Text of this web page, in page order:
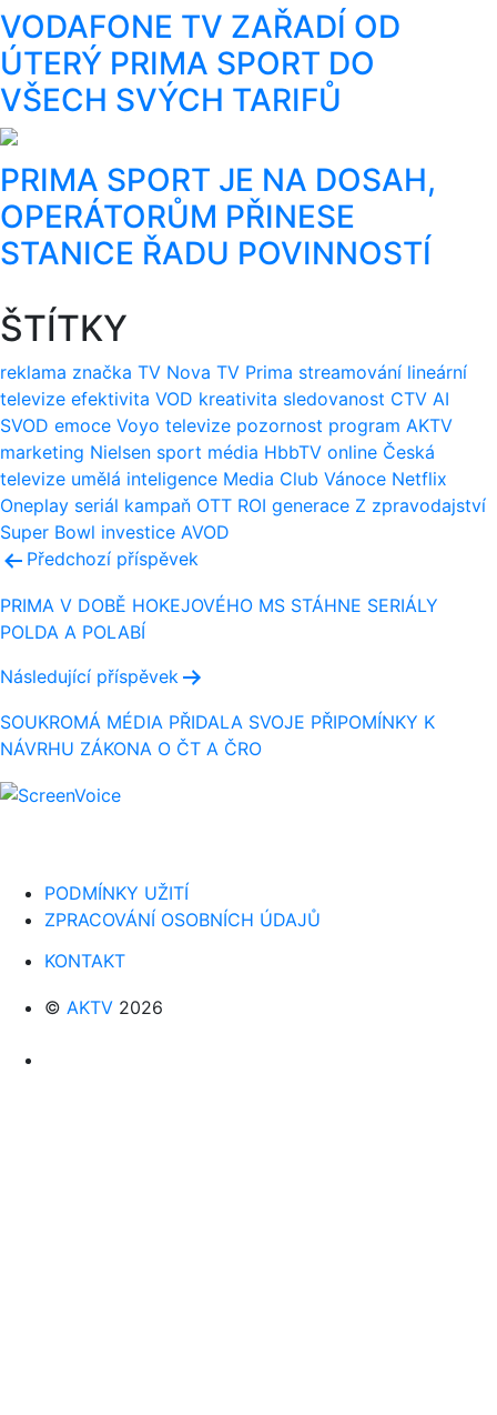
VODAFONE TV ZAŘADÍ OD
ÚTERÝ PRIMA SPORT DO
VŠECH SVÝCH TARIFŮ
PRIMA SPORT JE NA DOSAH,
OPERÁTORŮM PŘINESE
STANICE ŘADU POVINNOSTÍ
ŠTÍTKY
reklama značka TV Nova TV Prima streamování lineární
televize efektivita VOD kreativita sledovanost CTV AI
SVOD emoce Voyo televize pozornost program AKTV
marketing Nielsen sport média HbbTV online Česká
televize umělá inteligence Media Club Vánoce Netflix
Oneplay seriál kampaň OTT ROI generace Z zpravodajství
Super Bowl investice AVOD
Navigace
pro
příspěvek
Předchozí příspěvek
PRIMA V DOBĚ HOKEJOVÉHO MS STÁHNE SERIÁLY
POLDA A POLABÍ
Následující příspěvek
SOUKROMÁ MÉDIA PŘIDALA SVOJE PŘIPOMÍNKY K
NÁVRHU ZÁKONA O ČT A ČRO
PODMÍNKY UŽITÍ
ZPRACOVÁNÍ OSOBNÍCH ÚDAJŮ
KONTAKT
© AKTV 2026